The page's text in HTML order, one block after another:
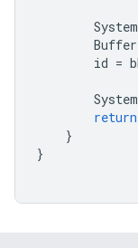
System
id =
System
return
}
}